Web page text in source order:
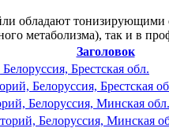
обладают тонизирующими
метаболизма), так и в
Заголовок
Брестская обл.
Белоруссия, Брестская
Белоруссия, Минская обл.
Белоруссия, Минская